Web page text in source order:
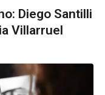
Diego Santilli
Villarruel